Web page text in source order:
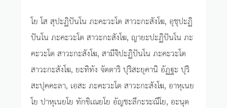
โย โส สุปะฏิปันโน ภะคะวะโต สาวะกะสังโฆ, อุชุปะฏิ
ปันโน ภะคะวะโต สาวะกะสังโฆ, ญายะปะฏิปันโน ภะ
คะวะโต สาวะกะสังโฆ, สามีจิปะฏิปันโน ภะคะวะโต
สาวะกะสังโฆ, ยะทิทัง จัตตาริ ปุริสะยุคานิ อัฏฐะ ปุริ
สะปุคคะลา, เอสะ ภะคะวะโต สาวะกะสังโฆ, อาหุเนย
โย ปาหุเนยโย ทักขิเณยโย อัญชะลีกะระณีโย, อะนุต